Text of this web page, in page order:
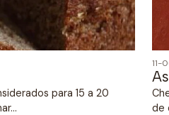
para 15 a 20
11-
de